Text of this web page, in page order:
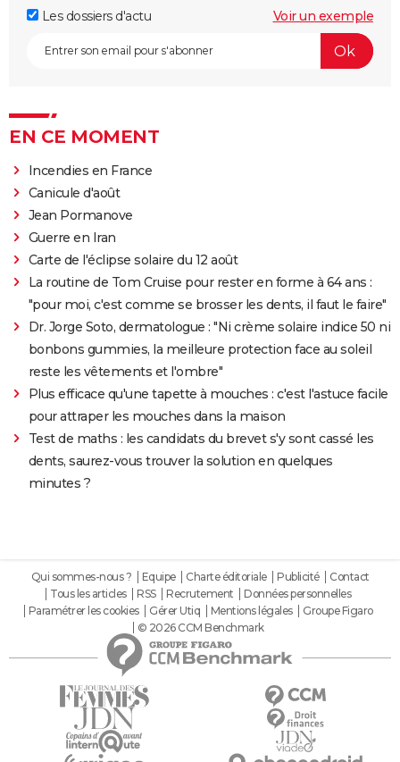
Les dossiers d'actu
Voir un exemple
EN CE MOMENT
Incendies en France
Canicule d'août
Jean Pormanove
Guerre en Iran
Carte de l'éclipse solaire du 12 août
La routine de Tom Cruise pour rester en forme à 64 ans :
"pour moi, c'est comme se brosser les dents, il faut le faire"
Dr. Jorge Soto, dermatologue : "Ni crème solaire indice 50 ni
bonbons gummies, la meilleure protection face au soleil
reste les vêtements et l'ombre"
Plus efficace qu'une tapette à mouches : c'est l'astuce facile
pour attraper les mouches dans la maison
Test de maths : les candidats du brevet s'y sont cassé les
dents, saurez-vous trouver la solution en quelques
minutes ?
Qui sommes-nous ? Equipe Charte éditoriale Publicité
Contact
Tous les articles
RSS Recrutement
Données personnelles
Paramétrer les cookies
Gérer Utiq Mentions légales
Groupe Figaro
© 2026 CCM Benchmark